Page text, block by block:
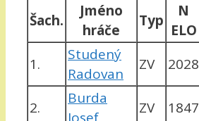
Šach.
Jméno
hráče
Typ
N
ELO
1.
Studený
Radovan
ZV 2028
2.
Burda
Josef
ZV 1847